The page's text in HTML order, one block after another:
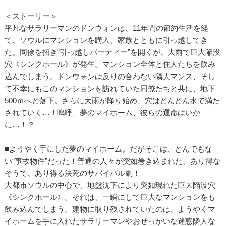
＜ストーリー＞
平凡なサラリーマンのドンウォンは、11年間の節約生活を経
て、ソウルにマンションを購入、家族とともに引っ越してき
た。同僚を招き“引っ越しパーティー”を開くが、大雨で巨大陥没
穴《シンクホール》が発生。マンション全体と住人たちを飲み
込んでしまう。ドンウォンは反りの合わない隣人マンス、そし
て不幸にもこのマンションを訪れていた同僚たちと共に、地下
500ｍへと落下。さらに大雨が降り始め、穴はどんどん水で満た
されていく…！嗚呼、夢のマイホーム、彼らの運命はいか
に…！？
■ようやく手にした夢のマイホーム。だがそこは、とんでもな
い“事故物件”だった！普通の人々が突如巻き込まれた、あり得な
そうで、あり得る決死のサバイバル劇！
大都市ソウルの中心で、地盤沈下により突如現れた巨大陥没穴
《シンクホール》。それは、一瞬にして巨大なマンションをも
飲み込んでしまう。建物に取り残されていたのは、ようやくマ
イホームを手に入れたサラリーマンやおせっかいな迷惑隣人な